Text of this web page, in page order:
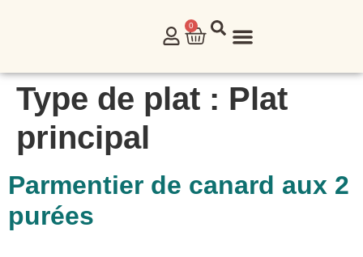
0
Type de plat : Plat
principal
Parmentier de canard aux 2
purées